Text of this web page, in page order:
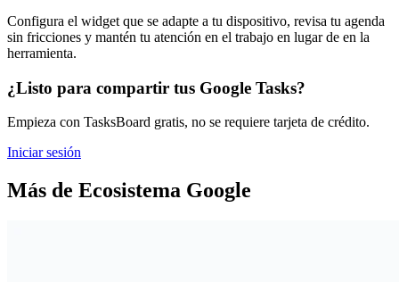
Configura el widget que se adapte a tu dispositivo, revisa tu agenda
sin fricciones y mantén tu atención en el trabajo en lugar de en la
herramienta.
¿Listo para compartir tus Google Tasks?
Empieza con TasksBoard gratis, no se requiere tarjeta de crédito.
Iniciar sesión
Más de Ecosistema Google